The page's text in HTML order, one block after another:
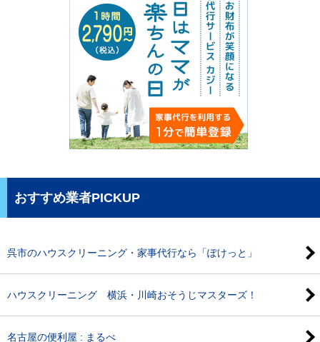
おすすめ業者PICKUP
呉市のハウスクリーニング・家事代行なら「ぽけっと」
ハウスクリーニング 横浜・川崎おそうじマスターズ！
名古屋の便利屋 : まるべ